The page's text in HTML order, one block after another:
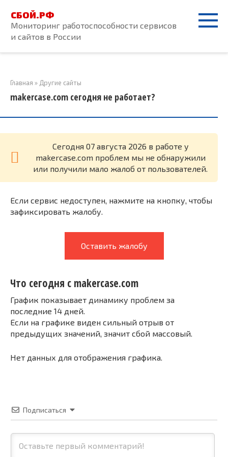
контенту
СБОЙ.РФ
Мониторинг работоспособности сервисов
и сайтов в России
Главная » Другие сайты
makercase.com сегодня не работает?
Cегодня 07 августа 2026 в работе у
makercase.com проблем мы не обнаружили
или получили мало жалоб от пользователей.
Если сервис недоступен, нажмите на кнопку, чтобы
зафиксировать жалобу.
Оставить жалобу
Что сегодня с makercase.com
График показывает динамику проблем за
последние 14 дней.
Если на графике виден сильный отрыв от
предыдущих значений, значит сбой массовый.
Нет данных для отображения графика.
Подписаться